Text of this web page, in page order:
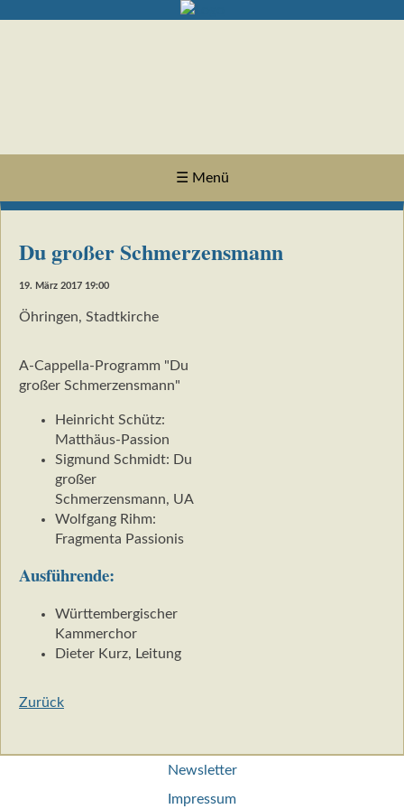
☰ Menü
Du großer Schmerzensmann
19. März 2017 19:00
Öhringen, Stadtkirche
A-Cappella-Programm "Du
großer Schmerzensmann"
Heinricht Schütz:
Matthäus-Passion
Sigmund Schmidt: Du
großer
Schmerzensmann, UA
Wolfgang Rihm:
Fragmenta Passionis
Ausführende:
Württembergischer
Kammerchor
Dieter Kurz, Leitung
Zurück
Newsletter
Impressum